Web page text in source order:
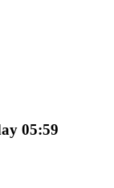
tadını çıkarın
05:59